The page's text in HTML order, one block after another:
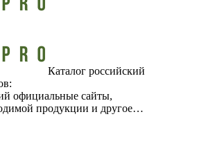
Каталог российский
официальные сайты,
продукции и другое…